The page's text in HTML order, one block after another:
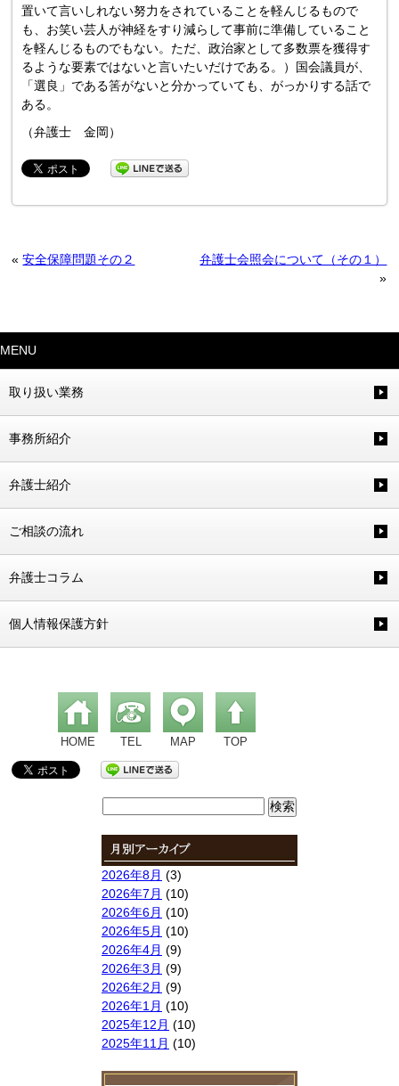
置いて言いしれない努力をされていることを軽んじるもので
も、お笑い芸人が神経をすり減らして事前に準備していること
を軽んじるものでもない。ただ、政治家として多数票を獲得す
るような要素ではないと言いたいだけである。）国会議員が、
「選良」である筈がないと分かっていても、がっかりする話で
ある。
（弁護士 金岡）
«安全保障問題その２
弁護士会照会について（その１）
»
MENU
取り扱い業務
事務所紹介
弁護士紹介
ご相談の流れ
弁護士コラム
個人情報保護方針
HOME TEL MAP TOP
2026年8月 (3)
2026年7月 (10)
2026年6月 (10)
2026年5月 (10)
2026年4月 (9)
2026年3月 (9)
2026年2月 (9)
2026年1月 (10)
2025年12月 (10)
2025年11月 (10)